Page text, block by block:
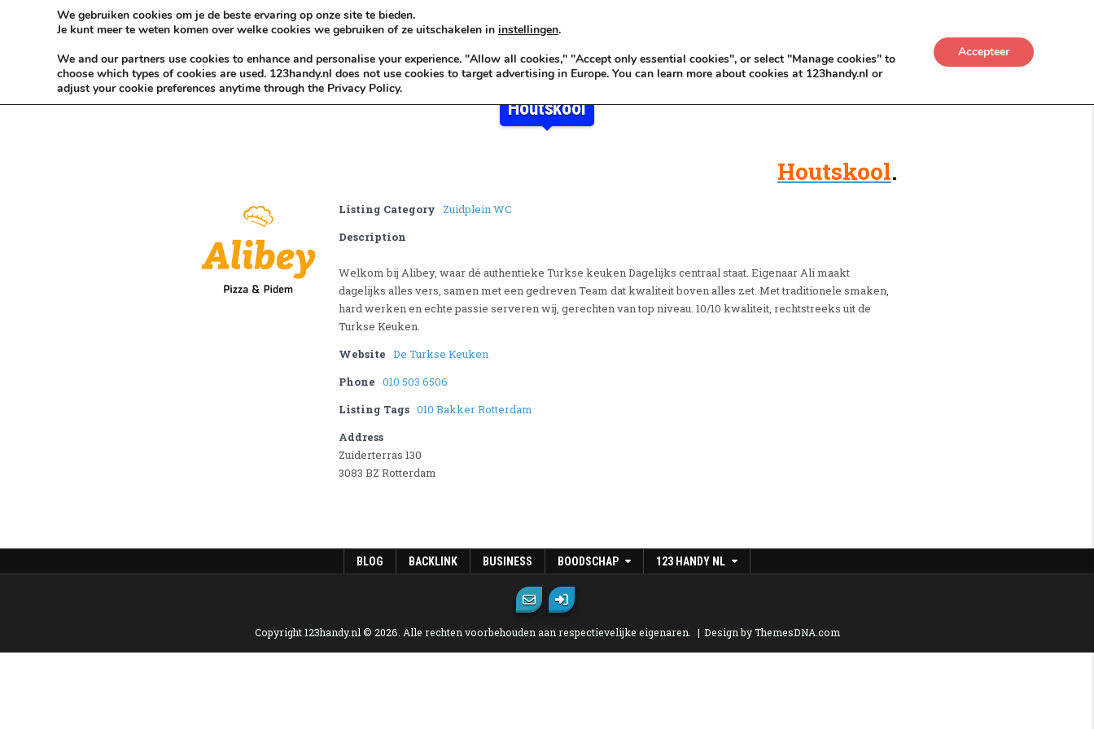
Skip to content
KEEP ICT CLEAN
Houtskool
Houtskool.
Listing Category
Zuidplein WC
Description
Welkom bij Alibey, waar dé authentieke Turkse keuken Dagelijks centraal staat. Eigenaar Ali maakt
dagelijks alles vers, samen met een gedreven Team dat kwaliteit boven alles zet. Met traditionele smaken,
hard werken en echte passie serveren wij, gerechten van top niveau. 10/10 kwaliteit, rechtstreeks uit de
Turkse Keuken.
Website De Turkse Keuken
Phone 010 503 6506
Listing Tags 010 Bakker Rotterdam
Address
Zuiderterras 130
3083 BZ Rotterdam
BLOG BACKLINK BUSINESS BOODSCHAP 123 HANDY NL
Copyright 123handy.nl © 2026. Alle rechten voorbehouden aan respectievelijke eigenaren. Design by ThemesDNA.com
We gebruiken cookies om je de beste ervaring op onze site te bieden.
Je kunt meer te weten komen over welke cookies we gebruiken of ze uitschakelen in instellingen.
We and our partners use cookies to enhance and personalise your experience. "Allow all cookies," "Accept only essential cookies", or select "Manage cookies" to
choose which types of cookies are used. 123handy.nl does not use cookies to target advertising in Europe. You can learn more about cookies at 123handy.nl or
adjust your cookie preferences anytime through the Privacy Policy.
Accepteer